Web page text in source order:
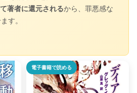
著者に還元されるから、罪悪感な
す。
電子書籍で読める